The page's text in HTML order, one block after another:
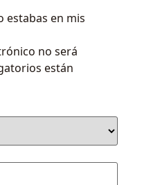
estabas en mis
no será
están